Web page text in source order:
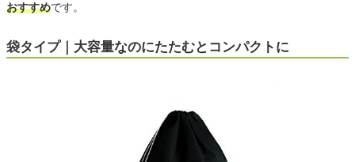
おすすめです。
袋タイプ｜大容量なのにたたむとコンパクトに